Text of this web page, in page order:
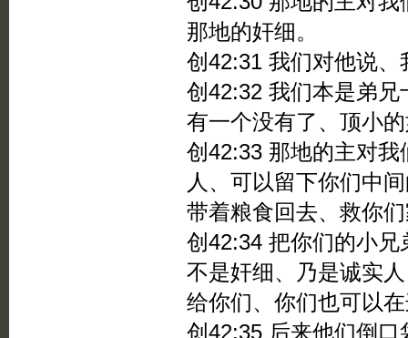
那地的奸细。
创42:31 我们对他说
创42:32 我们本是弟
有一个没有了、顶小
创42:33 那地的主对
人、可以留下你们中
带着粮食回去、救你
创42:34 把你们的小
不是奸细、乃是诚实
给你们、你们也可以
创42:35 后来他们倒